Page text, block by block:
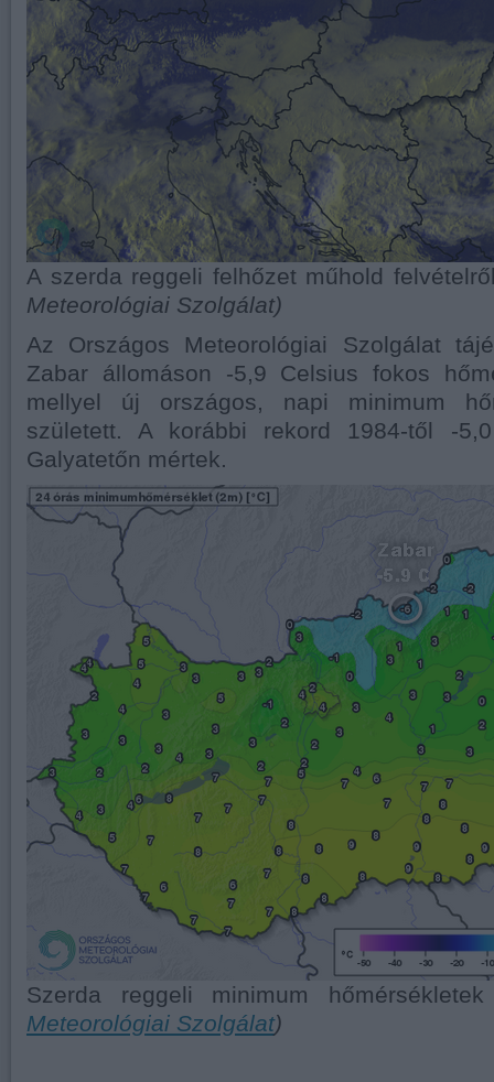
A szerda reggeli felhőzet műhold
Meteorológiai Szolgálat)
Az Országos Meteorológiai Szolgálat
Zabar állomáson -5,9 Celsius fokos
mellyel új országos, napi minimum
született. A korábbi rekord 1984-től -
Galyatetőn mértek.
Szerda reggeli minimum
Meteorológiai Szolgálat)